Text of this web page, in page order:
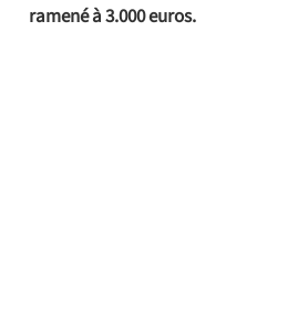
ramené à 3.000 euros.